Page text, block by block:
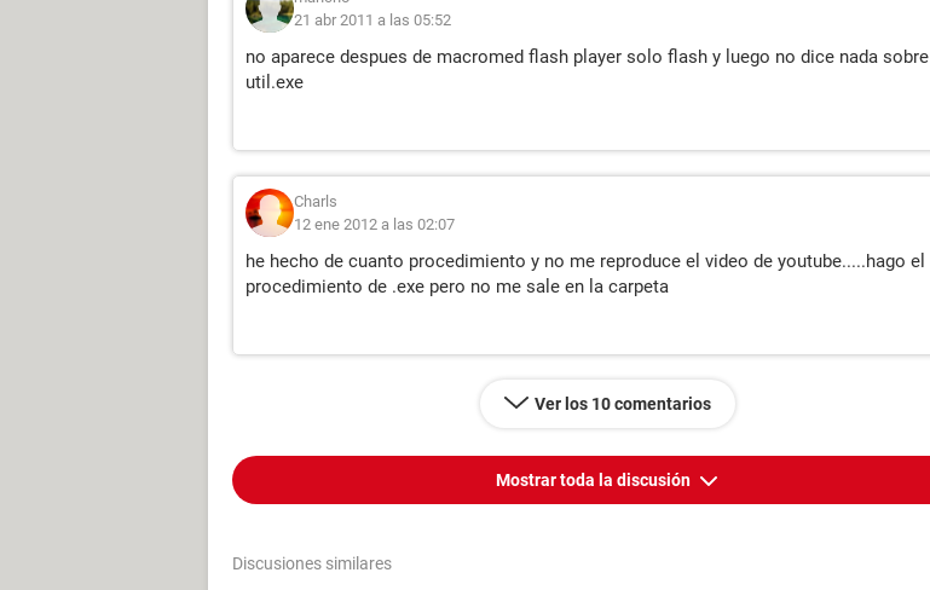
21 abr 2011 a las 05:52
no aparece despues de macromed flash player solo flash y luego no dice nada sobre
util.exe
Charls
12 ene 2012 a las 02:07
he hecho de cuanto procedimiento y no me reproduce el video de youtube.....hago el
procedimiento de .exe pero no me sale en la carpeta
Ver los 10 comentarios
Mostrar toda la discusión
Discusiones similares